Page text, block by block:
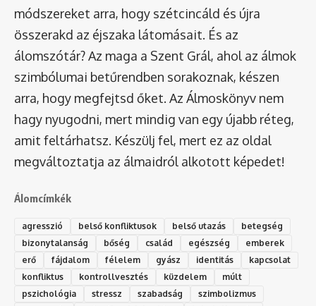
módszereket arra, hogy szétcincáld és újra
összerakd az éjszaka látomásait. És az
álomszótár? Az maga a Szent Grál, ahol az álmok
szimbólumai betűrendben sorakoznak, készen
arra, hogy megfejtsd őket. Az Álmoskönyv nem
hagy nyugodni, mert mindig van egy újabb réteg,
amit feltárhatsz. Készülj fel, mert ez az oldal
megváltoztatja az álmaidról alkotott képedet!
Álomcímkék
agresszió belső konfliktusok belső utazás
betegség
bizonytalanság
bőség család egészség
emberek
erő
fájdalom félelem gyász identitás
kapcsolat
konfliktus
kontrollvesztés küzdelem
múlt
pszichológia
stressz szabadság
szimbolizmus